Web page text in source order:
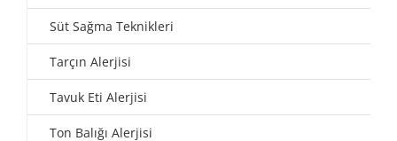
Süt Sağma Teknikleri
Tarçın Alerjisi
Tavuk Eti Alerjisi
Ton Balığı Alerjisi